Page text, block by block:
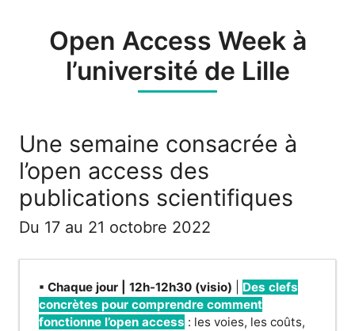
Open Access Week à
l’université de Lille
Une semaine consacrée à
l’open access des
publications scientifiques
Du 17 au 21 octobre 2022
▪ Chaque jour | 12h-12h30 (visio)
Des clefs
concrètes pour comprendre comment
fonctionne l’open access : les voies, les coûts,